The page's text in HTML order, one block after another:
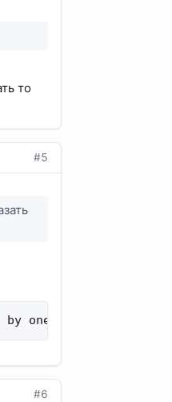
то
#5
one ip
#6